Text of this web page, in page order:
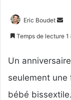
Eric Boudet
e
r
Temps de lecture 1
Un
seulement une
bébé